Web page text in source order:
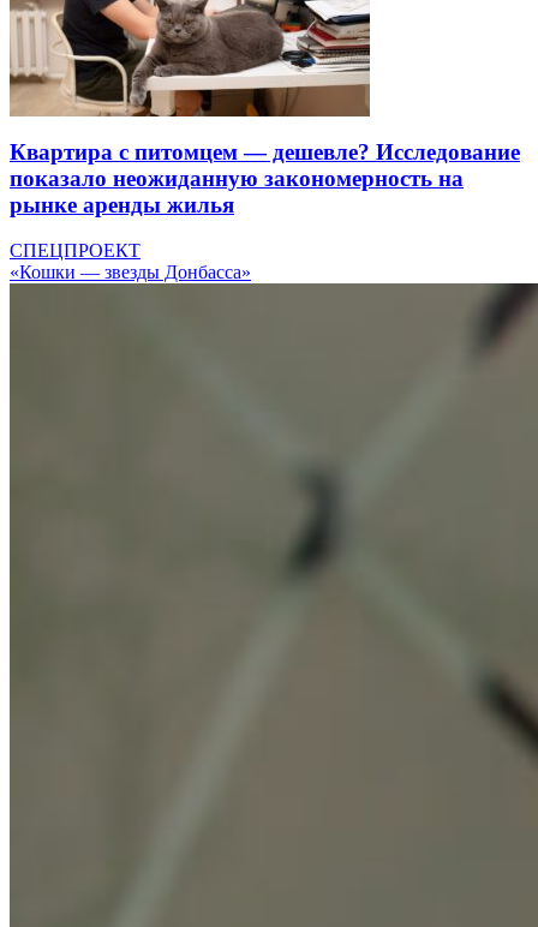
Квартира с питомцем — дешевле? Исследование
показало неожиданную закономерность на
рынке аренды жилья
СПЕЦПРОЕКТ
«Кошки — звезды Донбасса»